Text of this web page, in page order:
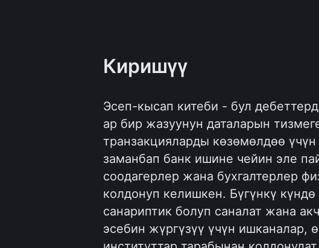
Киришүү
Эсеп-кысап китеби - бул
ар бир жазуунун даталарын
транзакцияларды көзөмөлдөө
заманбап банк ишине чейин эле
соодагерлер жана бухгалтерлер
колдонуп келишкен. Бүгүнкү
санариптик болуп саналат жана
эсебин жүргүзүү үчүн ишканалар,